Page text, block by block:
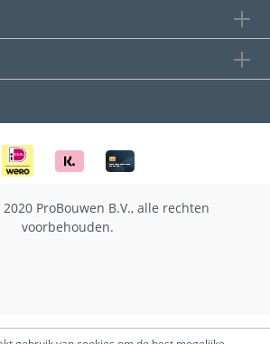
ProBouwen B.V., alle rechten
voorbehouden.